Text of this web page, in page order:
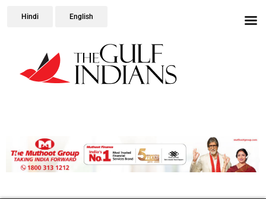
Hindi English